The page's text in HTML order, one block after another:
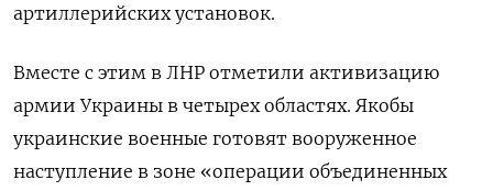
артиллерийских установок.
Вместе с этим в ЛНР отметили активизацию
армии Украины в четырех областях. Якобы
украинские военные готовят вооруженное
наступление в зоне «операции объединенных